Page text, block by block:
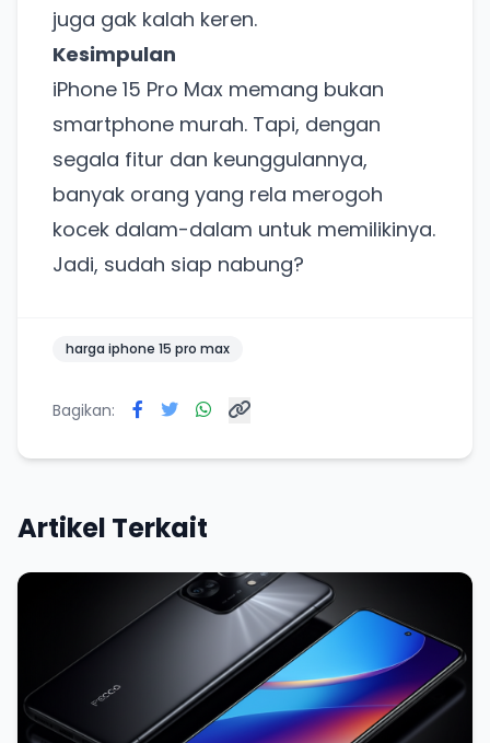
juga gak kalah keren.
Kesimpulan
iPhone 15 Pro Max memang bukan
smartphone murah. Tapi, dengan
segala fitur dan keunggulannya,
banyak orang yang rela merogoh
kocek dalam-dalam untuk memilikinya.
Jadi, sudah siap nabung?
harga iphone 15 pro max
Bagikan:
Artikel Terkait
Punya website SMM baru nih! Coba BulkFame
untuk pengalaman lebih baik.
Tanpa daftar ulang, gratis dicoba. Kamu tetap bisa
Coba BulkFame
Lain kali saja